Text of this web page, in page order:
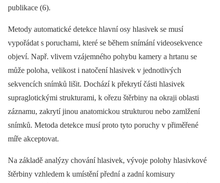
publikace (6).
Metody automatické detekce hlavní osy hlasivek se musí
vypořádat s poruchami, které se během snímání videosekvence
objeví. Např. vlivem vzájemného pohybu kamery a hrtanu se
může poloha, velikost i natočení hlasivek v jednotlivých
sekvencích snímků lišit. Dochází k překrytí části hlasivek
supraglotickými strukturami, k ořezu štěrbiny na okraji oblasti
záznamu, zakrytí jinou anatomickou strukturou nebo zamlžení
snímků. Metoda detekce musí proto tyto poruchy v přiměřené
míře akceptovat.
Na základě analýzy chování hlasivek, vývoje polohy hlasivkové
štěrbiny vzhledem k umístění přední a zadní komisury